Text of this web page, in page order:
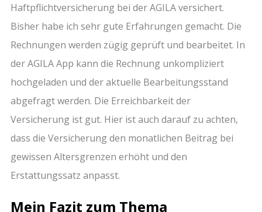
Haftpflichtversicherung bei der AGILA versichert.
Bisher habe ich sehr gute Erfahrungen gemacht. Die
Rechnungen werden zügig geprüft und bearbeitet. In
der AGILA App kann die Rechnung unkompliziert
hochgeladen und der aktuelle Bearbeitungsstand
abgefragt werden. Die Erreichbarkeit der
Versicherung ist gut. Hier ist auch darauf zu achten,
dass die Versicherung den monatlichen Beitrag bei
gewissen Altersgrenzen erhöht und den
Erstattungssatz anpasst.
Mein Fazit zum Thema